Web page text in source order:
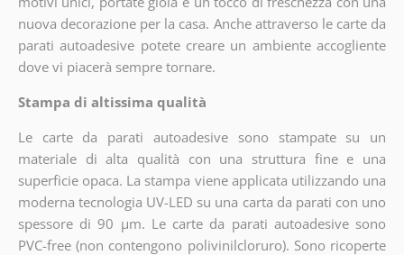
nuova decorazione per la casa. Anche attraverso le carte da
parati autoadesive potete creare un ambiente accogliente
dove vi piacerà sempre tornare.
Stampa di altissima qualità
Le carte da parati autoadesive sono stampate su un
materiale di alta qualità con una struttura fine e una
superficie opaca. La stampa viene applicata utilizzando una
moderna tecnologia UV-LED su una carta da parati con uno
spessore di 90 µm. Le carte da parati autoadesive sono
PVC-free (non contengono polivinilcloruro). Sono ricoperte